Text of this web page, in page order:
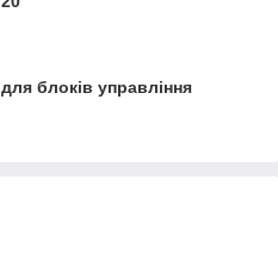
для блоків управління